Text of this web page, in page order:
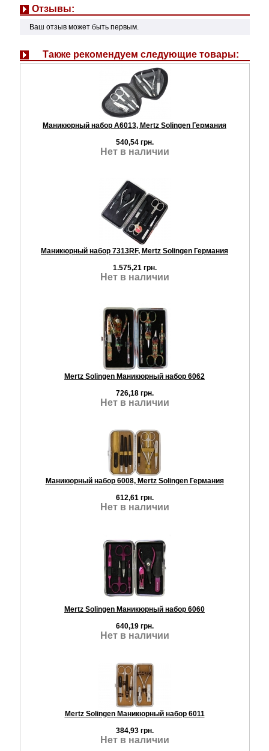
Отзывы:
Ваш отзыв может быть первым.
Также рекомендуем следующие товары:
Маникюрный набор A6013, Mertz Solingen Германия
540,54 грн.
Нет в наличии
Маникюрный набор 7313RF, Mertz Solingen Германия
1.575,21 грн.
Нет в наличии
Mertz Solingen Маникюрный набор 6062
726,18 грн.
Нет в наличии
Маникюрный набор 6008, Mertz Solingen Германия
612,61 грн.
Нет в наличии
Mertz Solingen Маникюрный набор 6060
640,19 грн.
Нет в наличии
Mertz Solingen Маникюрный набор 6011
384,93 грн.
Нет в наличии